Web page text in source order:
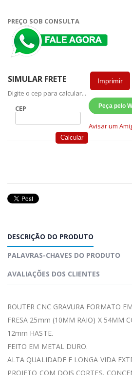
PREÇO SOB CONSULTA
SIMULAR FRETE
Digite o cep para calcular...
CEP
Calcular
Imprimir
Peça pelo
Avisar um
DESCRIÇÃO DO PRODUTO
PALAVRAS-CHAVES DO PRODUTO
AVALIAÇÕES DOS CLIENTES
ROUTER CNC GRAVURA FORMATO
FRESA 25mm (10MM RAIO) X 54MM
12mm HASTE.
FEITO EM METAL DURO.
ALTA QUALIDADE E LONGA VIDA
PROJETO COM DOIS CORTES,